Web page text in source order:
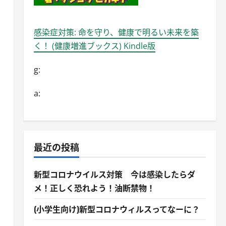
感染症対策: 命を守り、健康で明るい未来を築
く！ (健康増進ブックス) Kindle版
g:
a:
最近の投稿
新型コロナウイルス対策 今は感染したらダ
メ！正しく恐れよう！油断禁物！
(小学生向け)新型コロナウィルスってなーに？